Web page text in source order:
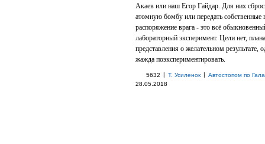
Акаев или наш Егор Гайдар. Для них
атомную бомбу или передать собственные
распоряжение врага - это всё
лабораторный эксперимент. Цели нет,
представления о желательном результате,
жажда поэкспериментировать.
5632 | Т. Усиленок | Автостопом по
28.05.2018